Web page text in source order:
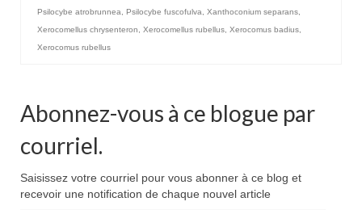
Psilocybe atrobrunnea
Psilocybe fuscofulva Xanthoconium separans
Xerocomellus chrysenteron
Xerocomellus rubellus Xerocomus badius
Xerocomus rubellus
Abonnez-vous à ce blogue par
courriel.
Saisissez votre courriel pour vous abonner à ce blog et
recevoir une notification de chaque nouvel article